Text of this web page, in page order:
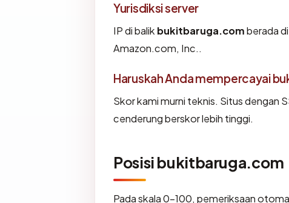
Yurisdiksi server
IP di balik bukitbaruga.comberada
Amazon.com, Inc..
Haruskah Anda mempercayai
Skor kami murni teknis. Situs dengan
cenderung berskor lebih tinggi.
Posisi bukitbaruga.com
Pada skala 0-100, pemeriksaan